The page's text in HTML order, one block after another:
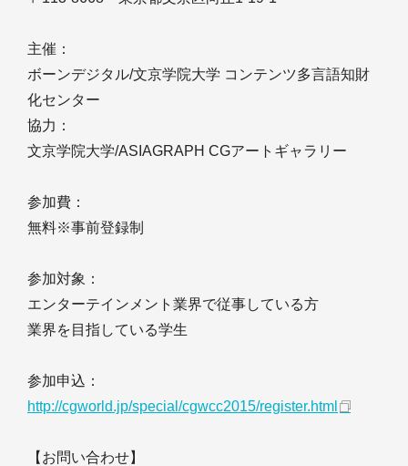
主催：
ボーンデジタル/文京学院大学 コンテンツ多言語知財
化センター
協力：
文京学院大学/ASIAGRAPH CGアートギャラリー
参加費：
無料※事前登録制
参加対象：
エンターテインメント業界で従事している方
業界を目指している学生
参加申込：
http://cgworld.jp/special/cgwcc2015/register.html
【お問い合わせ】